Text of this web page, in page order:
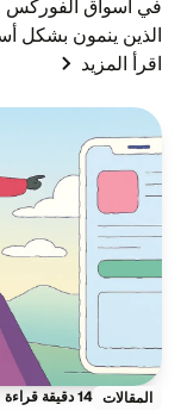
في أسواق الفوركس
الذين ينمون بشكل
إعلانية - بل هم
اقرأ المزيد
المقالات 14 دقيقة قراءة